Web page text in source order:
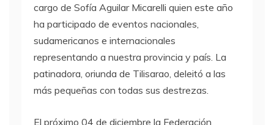
cargo de Sofía Aguilar Micarelli quien este año
ha participado de eventos nacionales,
sudamericanos e internacionales
representando a nuestra provincia y país. La
patinadora, oriunda de Tilisarao, deleitó a las
más pequeñas con todas sus destrezas.
El próximo 04 de diciembre la Federación